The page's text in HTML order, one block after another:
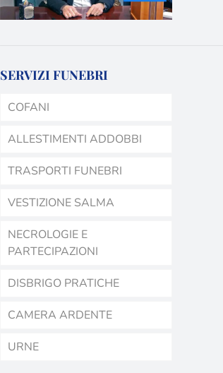
SERVIZI FUNEBRI
COFANI
ALLESTIMENTI ADDOBBI
TRASPORTI FUNEBRI
VESTIZIONE SALMA
NECROLOGIE E
PARTECIPAZIONI
DISBRIGO PRATICHE
CAMERA ARDENTE
URNE